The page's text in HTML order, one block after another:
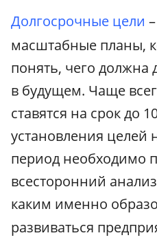
Долгосрочные цели
масштабные планы,
понять, чего должна
в будущем. Чаще
ставятся на срок до
установления целей
период необходимо
всесторонний
каким именно
развиваться